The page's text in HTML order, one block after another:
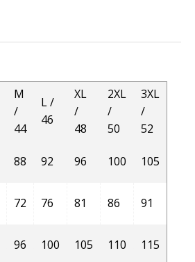
M
/
44
L /
46
XL
/
48
2XL
/
50
3XL
/
52
88 92 96 100 105
72 76 81 86 91
96 100 105 110 115